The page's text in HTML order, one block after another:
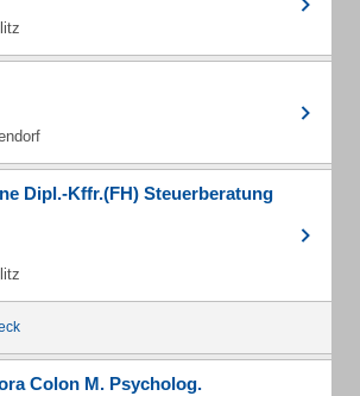
Dipl.-Kffr.(FH) Steuerberatung
Colon M. Psycholog.